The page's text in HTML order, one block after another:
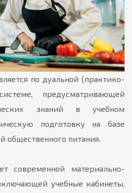
по дуальной (практико-
предусматривающей
знаний в учебном
подготовку на базе
общественного питания.
современной материально-
учебные кабинеты,